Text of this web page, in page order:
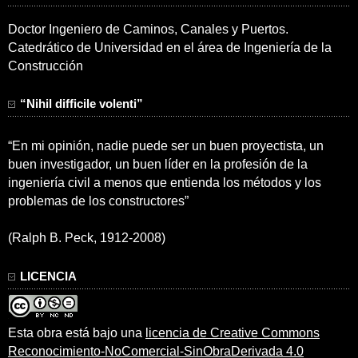
Doctor Ingeniero de Caminos, Canales y Puertos.
Catedrático de Universidad en el área de Ingeniería de la
Construcción
“Nihil difficile volenti”
“En mi opinión, nadie puede ser un buen proyectista, un
buen investigador, un buen líder en la profesión de la
ingeniería civil a menos que entienda los métodos y los
problemas de los constructores”
(Ralph B. Peck, 1912-2008)
LICENCIA
Esta obra está bajo una licencia de Creative Commons
Reconocimiento-NoComercial-SinObraDerivada 4.0